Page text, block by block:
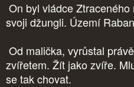
On byl vládce
svoji džungli. Území
Od malička, vyrůstal
zvířetem. Žít jako zvíře.
se tak chovat.